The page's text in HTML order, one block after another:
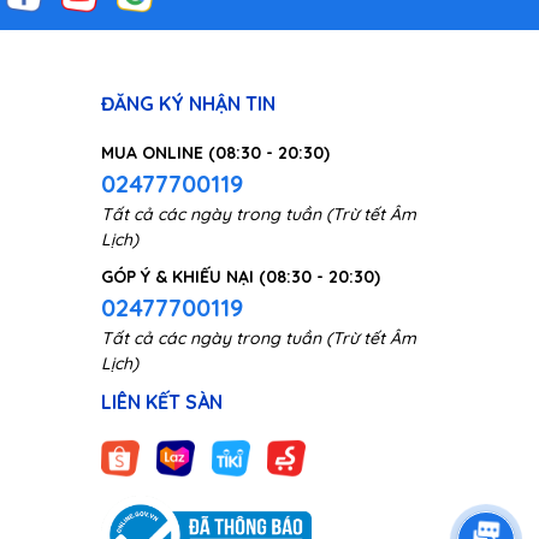
ĐĂNG KÝ NHẬN TIN
MUA ONLINE (08:30 - 20:30)
02477700119
Tất cả các ngày trong tuần (Trừ tết Âm
Lịch)
GÓP Ý & KHIẾU NẠI (08:30 - 20:30)
02477700119
Tất cả các ngày trong tuần (Trừ tết Âm
Lịch)
LIÊN KẾT SÀN